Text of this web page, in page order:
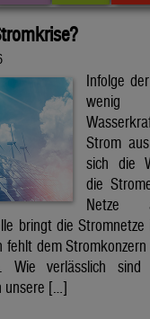
Infolge
Strom
sich die
die
Netze
bringt die
fehlt dem
Wie verlässlich sind
unsere […]